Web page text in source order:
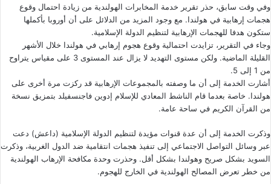
وفي وقت سابق، حذر تقرير خدمة المخابرات الهولندية من زيادة احتمال وقوع
هجمات إرهابية في هولندا. مع وجود المزيد من الدلائل على أن أوروبا بأكملها
ستكون هدفا للهجمات الإرهابية لتنظيم الدولة الإسلامية.
وجاء في التقرير، تزايدت احتمالية وقوع هجوم إرهابي في هولندا خلال الأشهر
القليلة الماضية. ولكن مستوى التهديد لا يزال عند المستوى 3 على مقياس يتراوح
من 1 إلى 5.
أشارت الخدمة إلى أن ما وصفته بالمجموعات الإرهابية قد ركزت مرة أخرى على
هولندا. خاصة بعدما قام الناشط المعادي للإسلام إدوين فاجنسفيلد بتمزيق نسخة
من القرآن الكريم في ساحة عامة.
وذكرت الخدمة إلى أن عدة قنوات مؤيدة لتنظيم الدولة الإسلامية (داعش) دعت
عبر وسائل التواصل الاجتماعي إلى تنفيذ هجمات انتقامية ضد الدول الغربية، وذكرت
السويد بشكل صريح وهولندا بشكل أقل. وحذرت وحدة مكافحة الإرهاب الهولندية
من خطر تعرض المصالح الهولندية في الخارج للهجوم.